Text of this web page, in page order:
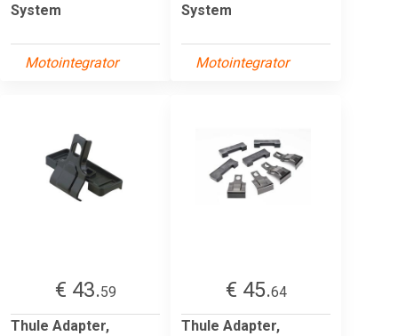
System
Motointegrator
System
Motointegrator
€ 43.59
Thule Adapter,
€ 45.64
Thule Adapter,